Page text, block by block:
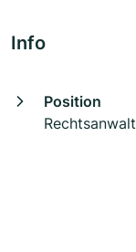
Info
Position
Rechtsanwalt